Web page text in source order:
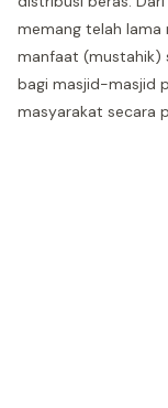
memang telah lama
manfaat (mustahik)
bagi masjid-masjid
masyarakat secara